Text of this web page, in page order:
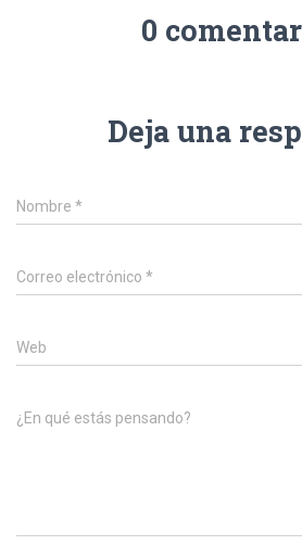
0
Deja una
Nombre *
Correo electrónico *
Web
¿En qué estás pensando?